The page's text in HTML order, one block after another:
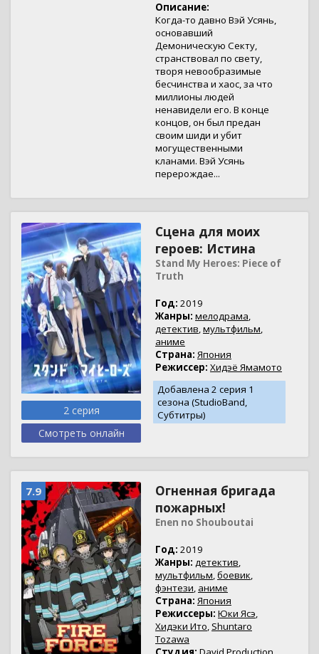
Описание:
Когда-то давно Вэй Усянь,
основавший
Демоническую Секту,
странствовал по свету,
творя невообразимые
бесчинства и хаос, за что
миллионы людей
ненавидели его. В конце
концов, он был предан
своим шиди и убит
могущественными
кланами. Вэй Усянь
перерождае...
2 серия
Смотреть онлайн
Сцена для моих
героев: Истина
Stand My Heroes: Piece of
Truth
Год: 2019
Жанры: мелодрама,
детектив,мультфильм,
аниме
Страна: Япония
Режиссер: Хидэё Ямамото
Добавлена 2 серия 1
сезона (StudioBand,
Субтитры)
7.9
Огненная бригада
пожарных!
Enen no Shouboutai
Год: 2019
Жанры: детектив,
мультфильм,боевик,
фэнтези, аниме
Страна: Япония
Режиссеры: Юки Ясэ,
Хидэки Ито,Shuntaro
Tozawa